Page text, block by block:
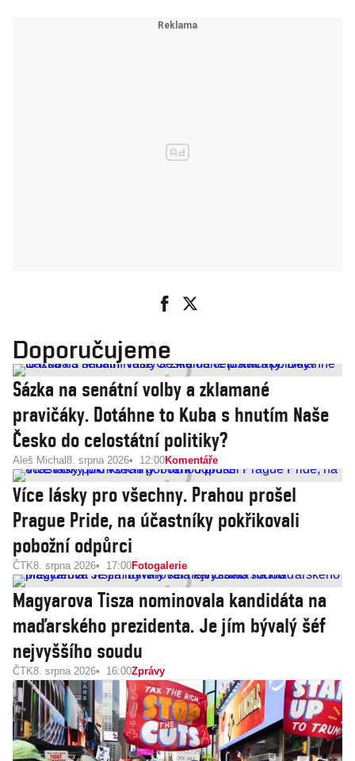
Doporučujeme
Sázka na senátní volby a zklamané
pravičáky. Dotáhne to Kuba s hnutím Naše
Česko do celostátní politiky?
Aleš Michal 8. srpna 2026 12:00Komentáře
Více lásky pro všechny. Prahou prošel
Prague Pride, na účastníky pokřikovali
pobožní odpůrci
ČTK8. srpna 2026 17:00Fotogalerie
Magyarova Tisza nominovala kandidáta na
maďarského prezidenta. Je jím bývalý šéf
nejvyššího soudu
ČTK8. srpna 2026 16:00Zprávy